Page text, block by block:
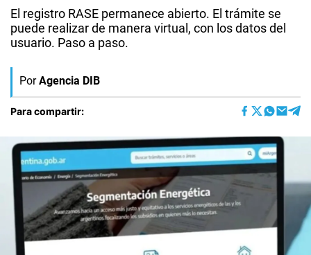
El registro RASE permanece abierto. El trámite se
puede realizar de manera virtual, con los datos del
usuario. Paso a paso.
Por Agencia DIB
Para compartir: